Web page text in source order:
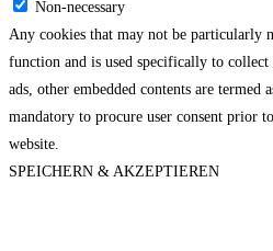
Non-necessary
Any cookies that may not be particularly
function and is used specifically to collect
ads, other embedded contents are termed
mandatory to procure user consent prior
website.
SPEICHERN & AKZEPTIEREN